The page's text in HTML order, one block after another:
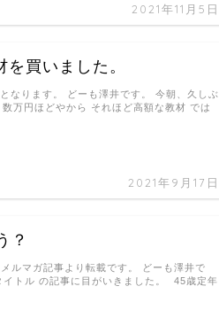
2021年11月5日
買いました。
2021年9月17日
なります。 どーも澤井です。 今朝、久しぶ
万円ほどやから それほど高額な教材 では
？
ルマガ記事より転載です。 どーも澤井で
イトル の記事に目がいきました。 ㅤ 45歳定年